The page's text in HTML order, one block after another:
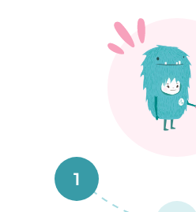
1